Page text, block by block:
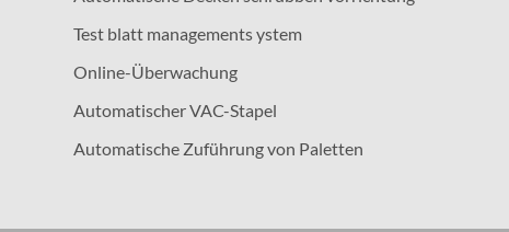
Test blatt managements ystem
Online-Überwachung
Automatischer VAC-Stapel
Automatische Zuführung von Paletten